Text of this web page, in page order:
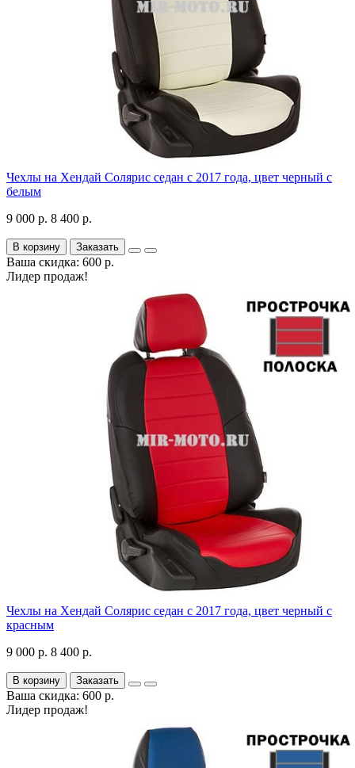
Чехлы на Хендай Солярис седан с 2017 года, цвет черный с
белым
9 000 р. 8 400 р.
В корзину Заказать
Ваша скидка: 600 р.
Лидер продаж!
Чехлы на Хендай Солярис седан с 2017 года, цвет черный с
красным
9 000 р. 8 400 р.
В корзину Заказать
Ваша скидка: 600 р.
Лидер продаж!